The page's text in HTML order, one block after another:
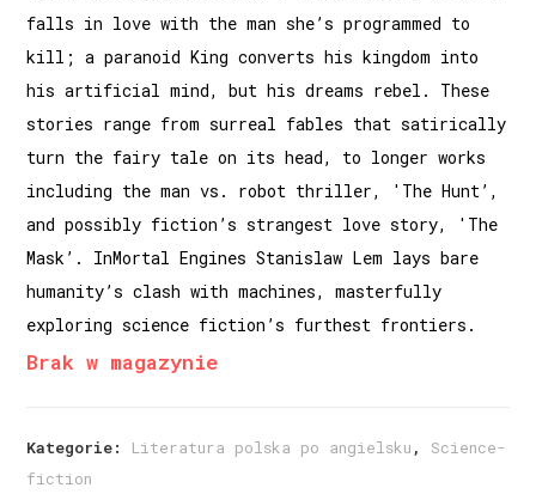
falls in love with the man she’s programmed to
kill; a paranoid King converts his kingdom into
his artificial mind, but his dreams rebel. These
stories range from surreal fables that satirically
turn the fairy tale on its head, to longer works
including the man vs. robot thriller, 'The Hunt’,
and possibly fiction’s strangest love story, 'The
Mask’. InMortal Engines Stanislaw Lem lays bare
humanity’s clash with machines, masterfully
exploring science fiction’s furthest frontiers.
Brak w magazynie
Kategorie: Literatura polska po angielsku , Science-
fiction